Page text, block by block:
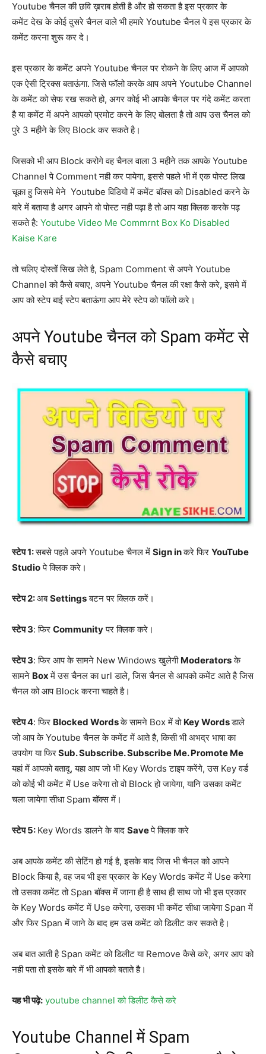
Youtube चैनल की छवि ख़राब होती है और हो सकता है इस प्रकार के
कमेंट देख के कोई दुसरे चैनल वाले भी हमारे Youtube चैनल पे इस प्रकार के
कमेंट करना शुरू कर दे।
इस प्रकार के कमेंट अपने Youtube चैनल पर रोकने के लिए आज में आपको
एक ऐसी ट्रिक्स बताऊंगा. जिसे फॉलो करके आप अपने Youtube Channel
के कमेंट को सेफ रख सकते हो, अगर कोई भी आपके चैनल पर गंदे कमेंट करता
है या कमेंट में अपने आपको प्रमोट करने के लिए बोलता है तो आप उस चैनल को
पुरे 3 महीने के लिए Block कर सकते है।
जिसको भी आप Block करोगे वह चैनल वाला 3 महीने तक आपके Youtube
Channel पे Comment नही कर पायेगा, इससे पहले भी में एक पोस्ट लिख
चूका हु जिसमे मेने Youtube विडियो में कमेंट बॉक्स को Disabled करने के
बारे में बताया है अगर आपने वो पोस्ट नही पढ़ा है तो आप यहा क्लिक करके पढ़
सकते है: Youtube Video Me Commrnt Box Ko Disabled
Kaise Kare
तो चलिए दोस्तों सिख लेते है, Spam Comment से अपने Youtube
Channel को कैसे बचाए, अपने Youtube चैनल की रक्षा कैसे करे, इसमे में
आप को स्टेप बाई स्टेप बताऊंगा आप मेरे स्टेप को फॉलो करे।
अपने Youtube चैनल को Spam कमेंट से
कैसे बचाए
स्टेप 1:सबसे पहले अपने Youtube चैनल में Sign inकरे फिर YouTube
Studioपे क्लिक करे।
स्टेप 2:अबSettingsबटन पर क्लिक करें।
स्टेप 3: फिर Communityपर क्लिक करे।
स्टेप 3: फिर आप के सामने New Windows खुलेगी Moderatorsके
सामने Boxमें उस चैनल का url डाले, जिस चैनल से आपको कमेंट आते है जिस
चैनल को आप Block करना चाहते है।
स्टेप 4: फिर Blocked Wordsके सामने Box में वो Key Wordsडाले
जो आप के Youtube चैनल के कमेंट में आते है, किसी भी अभद्र भाषा का
उपयोग या फिरSub. Subscribe. Subscribe Me. Promote Me
यहां में आपको बतादू, यहा आप जो भी Key Words टाइप करेंगे, उस Key वर्ड
को कोई भी कमेंट में Use करेगा तो वो Block हो जायेगा, यानि उसका कमेंट
चला जायेगा सीधा Spam बॉक्स में।
स्टेप 5: Key Words डालने के बाद Saveपे क्लिक करे
अब आपके कमेंट की सेटिंग हो गई है, इसके बाद जिस भी चैनल को आपने
Block किया है, वह जब भी इस प्रकार के Key Words कमेंट में Use करेगा
तो उसका कमेंट तो Span बॉक्स में जाना ही है साथ ही साथ जो भी इस प्रकार
के Key Words कमेंट में Use करेगा, उसका भी कमेंट सीधा जायेगा Span में
और फिर Span में जाने के बाद हम उस कमेंट को डिलीट कर सकते है।
अब बात आती है Span कमेंट को डिलीट या Remove कैसे करे, अगर आप को
नही पता तो इसके बारे में भी आपको बताते है।
यह भी पढ़े: youtube channel को डिलीट कैसे करे
Youtube Channel में Spam